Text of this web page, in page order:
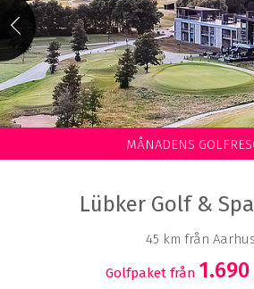
MÅNADENS
Lübker Golf &
45 km från Aarhus
Golfpaket från